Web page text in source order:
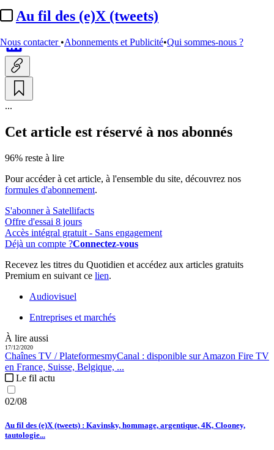
Au fil des (e)X (tweets)
Nous contacter •Abonnements et Publicité•Qui sommes-nous ?
ParAnastasia Svoboda
...
Cet article est réservé à nos abonnés
96% reste à lire
Pour accéder à cet article, à l'ensemble du site, découvrez nos
formules d'abonnement.
S'abonner à Satellifacts
Offre d'essai 8 jours
Accès intégral gratuit - Sans engagement
Déjà un compte ?Connectez-vous
Recevez les titres du Quotidien et accédez aux articles gratuits
Premium en suivant ce lien.
Audiovisuel
Entreprises et marchés
À lire aussi
17/12/2020
Chaînes TV / PlateformesmyCanal : disponible sur Amazon Fire TV
en France, Suisse, Belgique, ...
Le fil actu
02/08
Au fil des (e)X (tweets) : Kavinsky, hommage, argentique, 4K, Clooney,
tautologie...